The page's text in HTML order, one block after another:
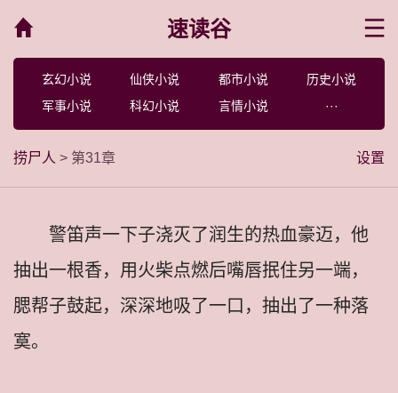
速读谷
玄幻小说 仙侠小说 都市小说
历史小说
军事小说
科幻小说 言情小说 ···
设置
捞尸人 > 第31章
警笛声一下子浇灭了润生的热血豪迈，他
抽出一根香，用火柴点燃后嘴唇抿住另一端，
腮帮子鼓起，深深地吸了一口，抽出了一种落
寞。